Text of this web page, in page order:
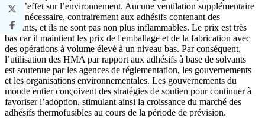
pas d’effet sur l’environnement. Aucune ventilation supplémentaire
n’est nécessaire, contrairement aux adhésifs contenant des
solvants, et ils ne sont pas non plus inflammables. Le prix est très
bas car il maintient les prix de l'emballage et de la fabrication avec
des opérations à volume élevé à un niveau bas. Par conséquent,
l’utilisation des HMA par rapport aux adhésifs à base de solvants
est soutenue par les agences de réglementation, les gouvernements
et les organisations environnementales. Les gouvernements du
monde entier conçoivent des stratégies de soutien pour continuer à
favoriser l’adoption, stimulant ainsi la croissance du marché des
adhésifs thermofusibles au cours de la période de prévision.